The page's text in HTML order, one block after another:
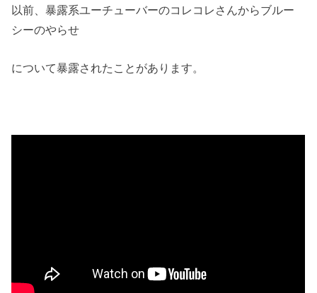
以前、暴露系ユーチューバーのコレコレさんからブルー
シーのやらせ
について暴露されたことがあります。